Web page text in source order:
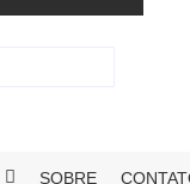
SOBRE